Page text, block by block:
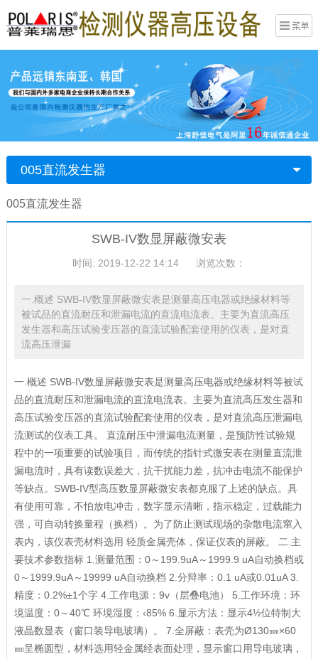
005直流发生器
005直流发生器
SWB-IV数显屏蔽微安表
时间: 2019-12-22 14:14 浏览次数：
一.概述 SWB-IV数显屏蔽微安表是测量高压电器或绝缘材料等
被试品的直流耐压和泄漏电流的直流电流表。主要为直流高压
发生器和高压试验变压器的直流试验配套使用的仪表，是对直
流高压泄漏
一.概述 SWB-IV数显屏蔽微安表是测量高压电器或绝缘材料等被试
品的直流耐压和泄漏电流的直流电流表。主要为直流高压发生器和
高压试验变压器的直流试验配套使用的仪表，是对直流高压泄漏电
流测试的仪表工具。 直流耐压中泄漏电流测量，是预防性试验规
程中的一项重要的试验项目，而传统的指针式微安表在测量直流泄
漏电流时，具有读数误差大，抗干扰能力差，抗冲击电流不能保护
等缺点。SWB-IV型高压数显屏蔽微安表都克服了上述的缺点。具
有使用可靠，不怕放电冲击，数字显示清晰，指示稳定，过载能力
强，可自动转换量程（换档）。为了防止测试现场的杂散电流窜入
表内，该仪表壳材料选用 轻质金属壳体，保证仪表的屏蔽。 二.主
要技术参数指标 1.测量范围：0～199.9uA～1999.9 uA自动换档或
0～1999.9uA～19999 uA自动换档 2.分辩率：0.1 uA或0.01uA 3.
精度：0.2%±1个字 4.工作电源：9v（层叠电池） 5.工作环境：环
境温度：0～40℃ 环境湿度：‹85% 6.显示方法：显示4½位特制大
液晶数显表（窗口装导电玻璃）。 7.全屏蔽：表壳为Ø130㎜×60
㎜呈椭圆型，材料选用轻金属经表面处理，显示窗口用导电玻璃，